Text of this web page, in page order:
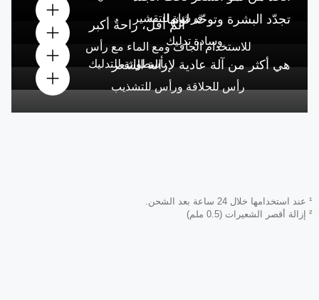
فرشاة للتقشير
تجدّد البشرة وتوحّد لونها
وسادة تدليك
ألمٌ أقلّ، راحةٌ أكبر
للاستخدام الجاف ومع الماء مع رأس
بأسطوانة للتدليك
هي أكثر من آلة عادية لإزالة الشعر
رأس للحلاقة ورأس للتشذيب
¹ عند استخدامها خلال 24 ساعة بعد الشحن.
² إزالة أقصر الشعيرات (0.5 ملم)